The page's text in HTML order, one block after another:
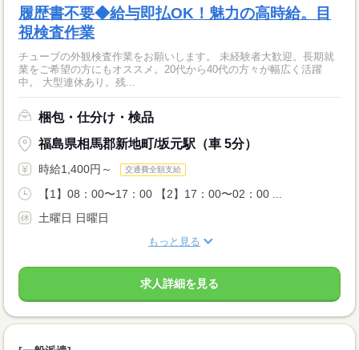
履歴書不要◆給与即払OK！魅力の高時給。目
視検査作業
チューブの外観検査作業をお願いします。 未経験者大歓迎。長期就
業をご希望の方にもオススメ。20代から40代の方々が幅広く活躍
中。 大型連休あり。残...
梱包・仕分け・検品
福島県相馬郡新地町/坂元駅（車 5分）
時給1,400円～ 交通費全額支給
【1】08：00〜17：00 【2】17：00〜02：00 ...
土曜日 日曜日
もっと見る
求人詳細を見る